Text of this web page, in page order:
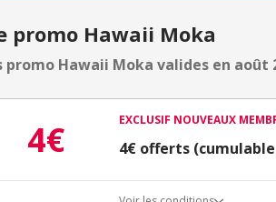
promo Hawaii Moka
promo Hawaii Moka valides en août
4€ EXCLUSIF NOUVEAUX
4€ offerts